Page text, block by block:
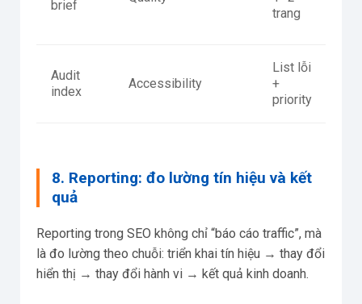
brief
trang
Audit
index
Accessibility
List lỗi
+
priority
8. Reporting: đo lường tín hiệu và kết
quả
Reporting trong SEO không chỉ “báo cáo traffic”, mà
là đo lường theo chuỗi: triển khai tín hiệu → thay đổi
hiển thị → thay đổi hành vi → kết quả kinh doanh.